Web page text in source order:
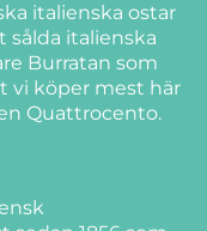
italienska ostar
sålda italienska
Burratan som
vi köper mest här
Quattrocento.